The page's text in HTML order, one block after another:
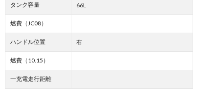
タンク容量 66L
燃費（JC08）
ハンドル位置 右
燃費（10.15）
一充電走行距離